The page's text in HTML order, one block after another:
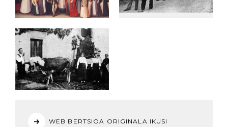
WEB BERTSIOA ORIGINALA IKUSI